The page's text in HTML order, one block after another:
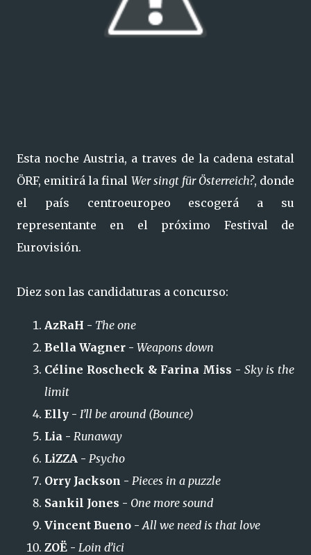
Esta noche Austria, a traves de la cadena estatal
ÖRF, emitirá la final Wer singt für Österreich?, donde
el país centroeuropeo escogerá a su
representante en el próximo Festival de
Eurovisión.
Diez son las candidaturas a concurso:
AzRaH - The one
Bella Wagner - Weapons down
Céline Roscheck & Farina Miss - Sky is the
limit
Elly - I’ll be around (Bounce)
Lia - Runaway
LiZZA - Psycho
Orry Jackson - Pieces in a puzzle
Sankil Jones - One more sound
Vincent Bueno -All we need is that love
ZOË - Loin d’ici